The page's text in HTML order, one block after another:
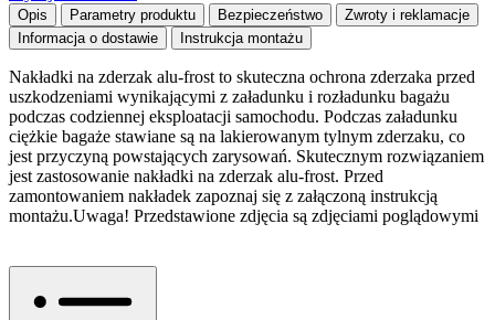
Opis Parametry produktu Bezpieczeństwo
Zwroty i reklamacje
Informacja o dostawie
Instrukcja montażu
Nakładki na zderzak alu-frost to skuteczna ochrona zderzaka przed
uszkodzeniami wynikającymi z załadunku i rozładunku bagażu
podczas codziennej eksploatacji samochodu. Podczas załadunku
ciężkie bagaże stawiane są na lakierowanym tylnym zderzaku, co
jest przyczyną powstających zarysowań. Skutecznym rozwiązaniem
jest zastosowanie nakładki na zderzak alu-frost. Przed
zamontowaniem nakładek zapoznaj się z załączoną instrukcją
montażu.Uwaga! Przedstawione zdjęcia są zdjęciami poglądowymi